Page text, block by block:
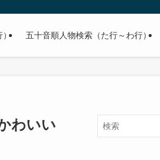
どの有名人の学歴や高校・大学の偏差値まで
） 五十音順人物検索（た行～わ行）
わいい